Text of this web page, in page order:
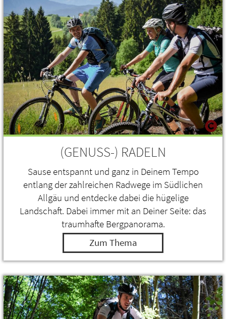
(GENUSS-) RADELN
Sause entspannt und ganz in Deinem Tempo
entlang der zahlreichen Radwege im Südlichen
Allgäu und entdecke dabei die hügelige
Landschaft. Dabei immer mit an Deiner Seite: das
traumhafte Bergpanorama.
Zum Thema